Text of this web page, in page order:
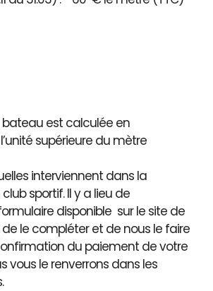
bateau est calculée en
supérieure du mètre
interviennent dans la
sportif. Il y a lieu de
disponible sur le site de
le compléter et de nous le faire
du paiement de votre
vous le renverrons dans les